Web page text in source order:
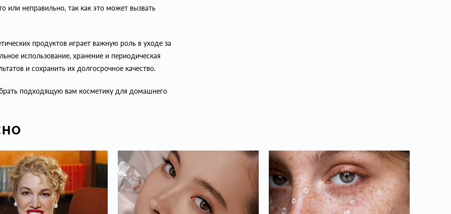
или неправильно, так как это может вызвать
продуктов играет важную роль в уходе за
использование, хранение и периодическая
и сохранить их долгосрочное качество.
подходящую вам косметику для домашнего